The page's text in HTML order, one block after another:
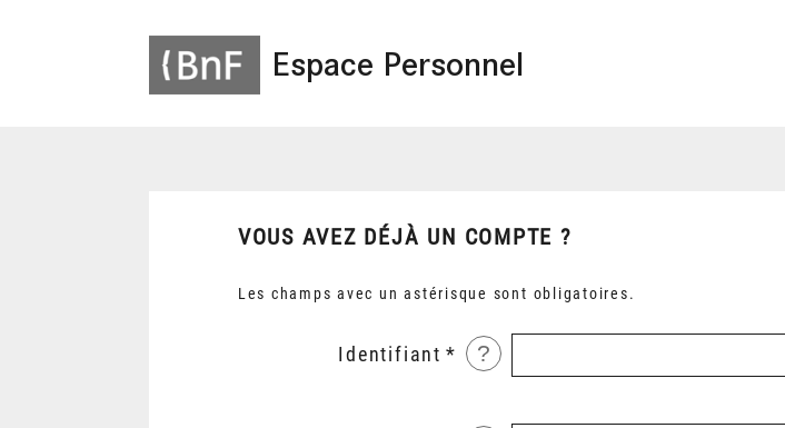
Espace Personnel
VOUS AVEZ DÉJÀ UN COMPTE ?
Les champs avec un astérisque sont obligatoires.
Identifiant ?